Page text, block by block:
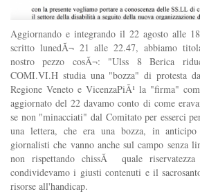
Aggiornando e integrando il 22 agosto alle
scritto lunedÃ¬ 21 alle 22.47, abbiamo
nostro pezzo cosÃ¬: "Ulss 8 Berica
COMI.VI.H studia una "bozza" di protesta
Regione Veneto e VicenzaPiÃ¹ la "firma"
aggiornato del 22 davamo conto di come
se non "minacciati" dal Comitato per esserci
una lettera, che era una bozza, in
giornalisti che vanno anche sul campo senza
non rispettando chissÃ quale
condividevamo i giusti contenuti e il
risorse all'handicap.